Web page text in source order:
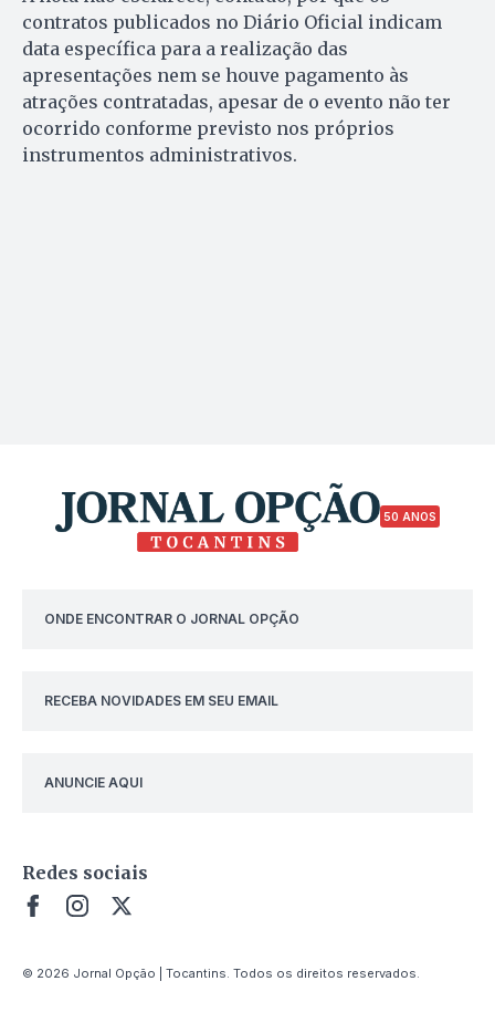
contratos publicados no Diário Oficial indicam
data específica para a realização das
apresentações nem se houve pagamento às
atrações contratadas, apesar de o evento não ter
ocorrido conforme previsto nos próprios
instrumentos administrativos.
50 ANOS
ONDE ENCONTRAR O JORNAL OPÇÃO
RECEBA NOVIDADES EM SEU EMAIL
ANUNCIE AQUI
Redes sociais
© 2026 Jornal Opção | Tocantins. Todos os direitos reservados.